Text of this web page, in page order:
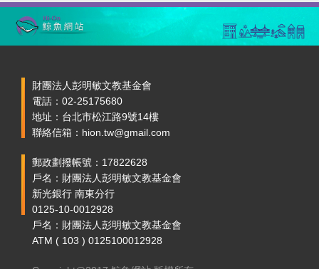
財團法人彭明敏文教基金會
電話：02-25175680
地址：台北市松江路9號14樓
聯絡信箱：hion.tw@gmail.com
郵政劃撥帳號：17822628
戶名：財團法人彭明敏文教基金會
新光銀行 南東分行
0125-10-0012928
戶名：財團法人彭明敏文教基金會
ATM ( 103 ) 0125100012928